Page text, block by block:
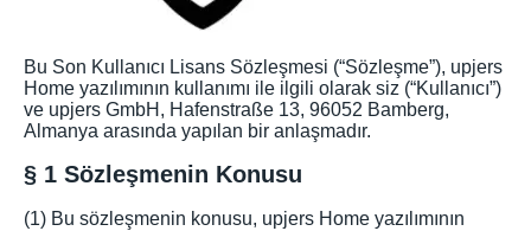
Bu Son Kullanıcı Lisans Sözleşmesi (“Sözleşme”), upjers
Home yazılımının kullanımı ile ilgili olarak siz (“Kullanıcı”)
ve upjers GmbH, Hafenstraße 13, 96052 Bamberg,
Almanya arasında yapılan bir anlaşmadır.
§ 1 Sözleşmenin Konusu
(1) Bu sözleşmenin konusu, upjers Home yazılımının